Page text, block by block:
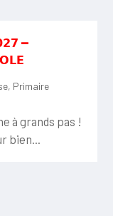
—
, Primaire
à grands pas !
bien...